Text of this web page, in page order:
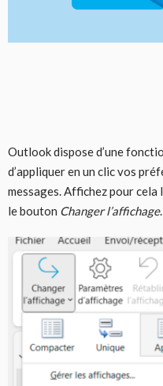
Outlook dispose d’une
d’appliquer en un clic vos
messages. Affichez pour cela
le bouton Changer l’affichage.